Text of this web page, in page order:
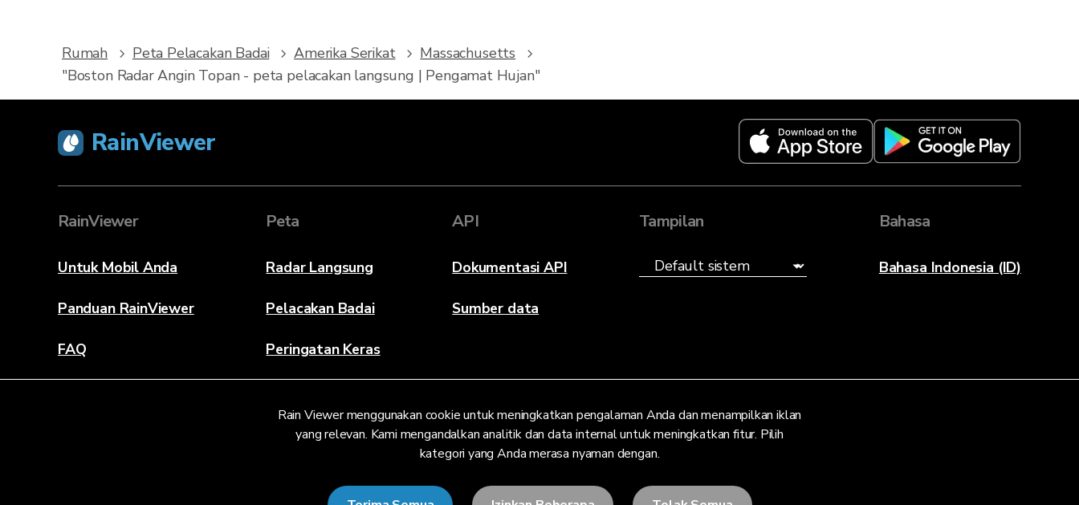
Rain Viewer menggunakan cookie untuk meningkatkan pengalaman Anda dan menampilkan iklan
yang relevan. Kami mengandalkan analitik dan data internal untuk meningkatkan fitur. Pilih
kategori yang Anda merasa nyaman dengan.
Rumah Peta Pelacakan Badai Amerika Serikat
Massachusetts
"Boston Radar Angin Topan - peta pelacakan langsung | Pengamat Hujan"
RainViewer
RainViewer
Untuk Mobil Anda
Panduan RainViewer
FAQ
Peta
Radar Langsung
Pelacakan Badai
Peringatan Keras
API
Dokumentasi API
Sumber data
Tampilan Bahasa
Bahasa Indonesia (ID)